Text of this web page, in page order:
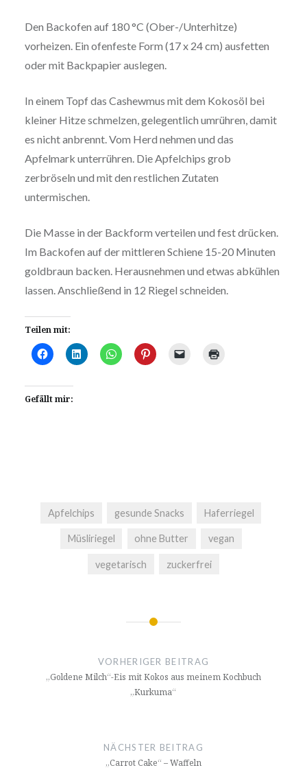
Den Backofen auf 180 °C (Ober-/Unterhitze)
vorheizen. Ein ofenfeste Form (17 x 24 cm) ausfetten
oder mit Backpapier auslegen.
In einem Topf das Cashewmus mit dem Kokosöl bei
kleiner Hitze schmelzen, gelegentlich umrühren, damit
es nicht anbrennt. Vom Herd nehmen und das
Apfelmark unterrühren. Die Apfelchips grob
zerbröseln und mit den restlichen Zutaten
untermischen.
Die Masse in der Backform verteilen und fest drücken.
Im Backofen auf der mittleren Schiene 15-20 Minuten
goldbraun backen. Herausnehmen und etwas abkühlen
lassen. Anschließend in 12 Riegel schneiden.
Teilen mit:
Gefällt mir:
Apfelchips gesunde Snacks Haferriegel
Müsliriegel ohne Butter vegan
vegetarisch zuckerfrei
Beitragsnavigation
VORHERIGER BEITRAG
„Goldene Milch“-Eis mit Kokos aus meinem Kochbuch
„Kurkuma“
NÄCHSTER BEITRAG
„Carrot Cake“ – Waffeln